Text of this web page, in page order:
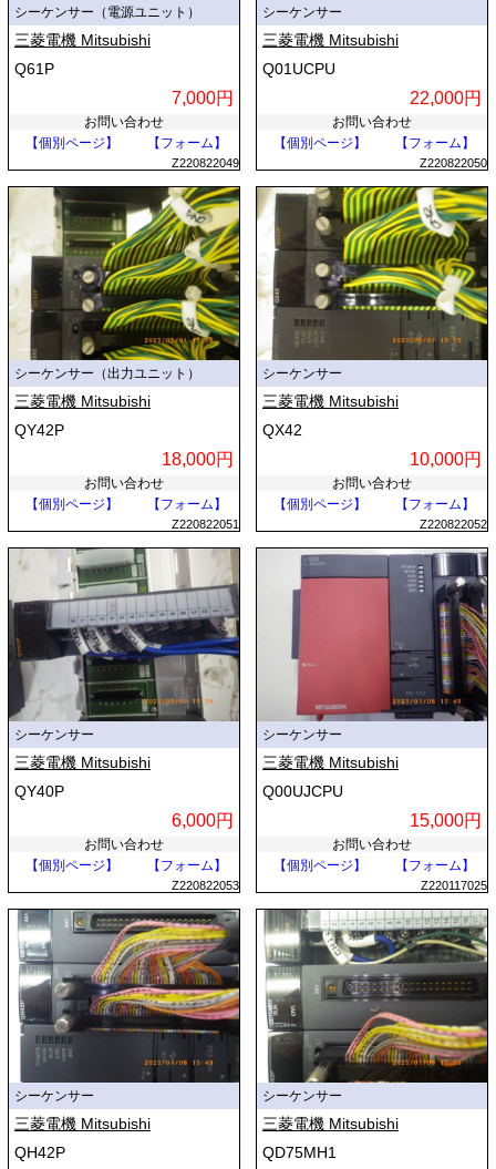
シーケンサー（電源ユニット）
三菱電機 Mitsubishi
Q61P
7,000円
お問い合わせ
【個別ページ】
【フォーム】
Z220822049
シーケンサー
三菱電機 Mitsubishi
Q01UCPU
22,000円
お問い合わせ
【個別ページ】
【フォーム】
Z220822050
シーケンサー（出力ユニット）
三菱電機 Mitsubishi
QY42P
18,000円
お問い合わせ
【個別ページ】
【フォーム】
Z220822051
シーケンサー
三菱電機 Mitsubishi
QX42
10,000円
お問い合わせ
【個別ページ】
【フォーム】
Z220822052
シーケンサー
三菱電機 Mitsubishi
QY40P
6,000円
お問い合わせ
【個別ページ】
【フォーム】
Z220822053
シーケンサー
三菱電機 Mitsubishi
Q00UJCPU
15,000円
お問い合わせ
【個別ページ】
【フォーム】
Z220117025
シーケンサー
三菱電機 Mitsubishi
QH42P
シーケンサー
三菱電機 Mitsubishi
QD75MH1